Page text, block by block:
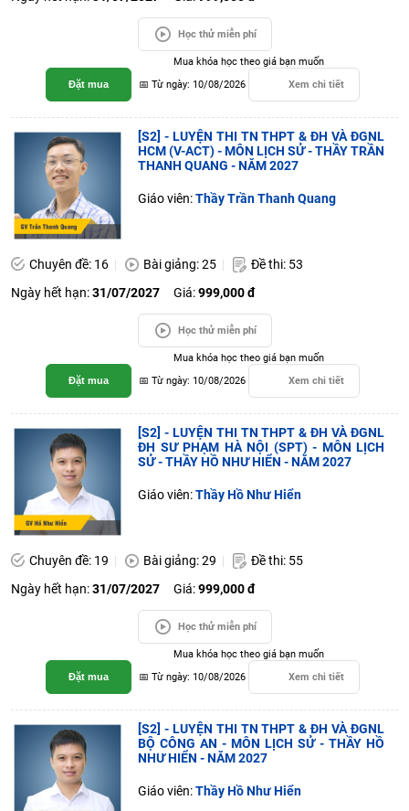
Học thử miễn phí
Đặt mua
Mua khóa học theo giá bạn muốn
📅 Từ ngày: 10/08/2026
Xem chi tiết
[S2] - LUYỆN THI TN THPT & ĐH VÀ ĐGNL
HCM (V-ACT) - MÔN LỊCH SỬ - THẦY TRẦN
THANH QUANG - NĂM 2027
Giáo viên:Thầy Trần Thanh Quang
Chuyên đề: 16 Bài giảng: 25
Đề thi: 53
Ngày hết hạn:31/07/2027 Giá:999,000 đ
Học thử miễn phí
Đặt mua
Mua khóa học theo giá bạn muốn
📅 Từ ngày: 10/08/2026
Xem chi tiết
[S2] - LUYỆN THI TN THPT & ĐH VÀ ĐGNL
ĐH SƯ PHẠM HÀ NỘI (SPT) - MÔN LỊCH
SỬ - THẦY HỒ NHƯ HIỂN - NĂM 2027
Giáo viên:Thầy Hồ Như Hiển
Chuyên đề: 19 Bài giảng: 29
Đề thi: 55
Ngày hết hạn:31/07/2027 Giá:999,000 đ
Học thử miễn phí
Đặt mua
Mua khóa học theo giá bạn muốn
📅 Từ ngày: 10/08/2026
Xem chi tiết
[S2] - LUYỆN THI TN THPT & ĐH VÀ ĐGNL
BỘ CÔNG AN - MÔN LỊCH SỬ - THẦY HỒ
NHƯ HIỂN - NĂM 2027
Giáo viên:Thầy Hồ Như Hiển